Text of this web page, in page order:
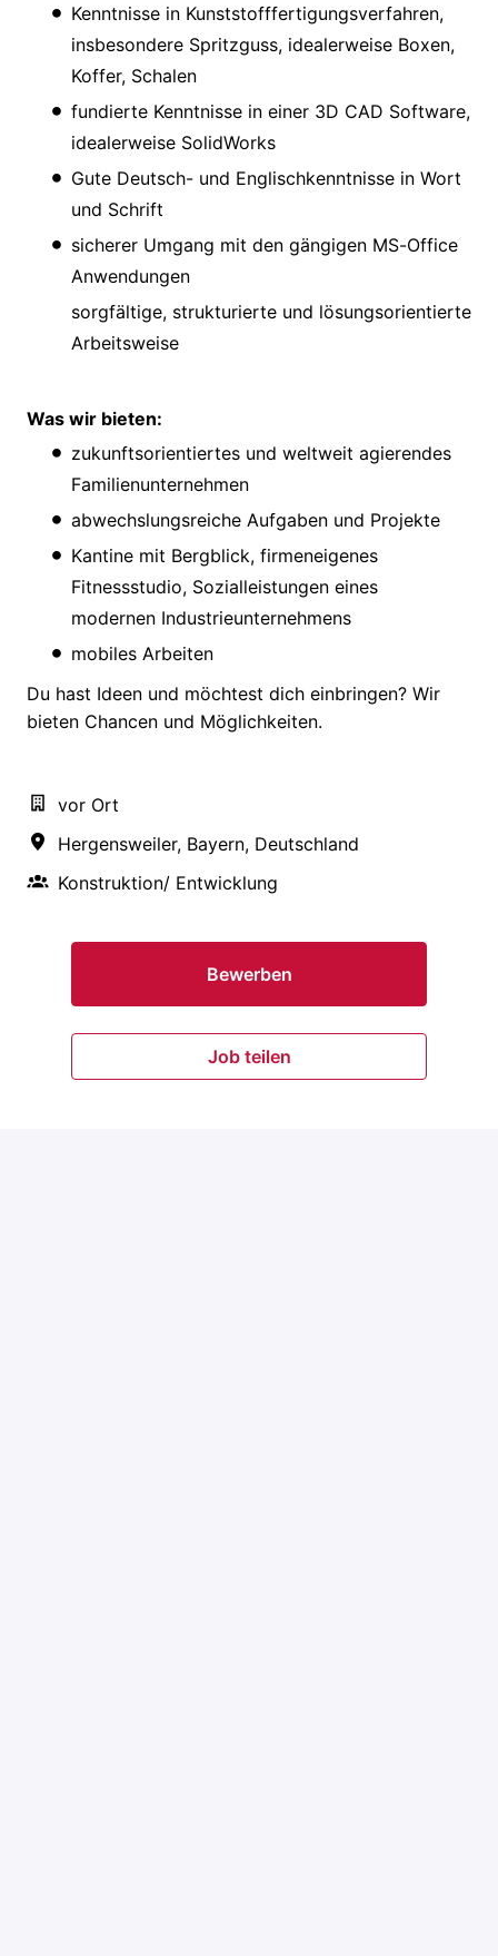
Kenntnisse in Kunststofffertigungsverfahren,
insbesondere Spritzguss, idealerweise Boxen,
Koffer, Schalen
fundierte Kenntnisse in einer 3D CAD Software,
idealerweise SolidWorks
Gute Deutsch- und Englischkenntnisse in Wort
und Schrift
sicherer Umgang mit den gängigen MS-Office
Anwendungen
sorgfältige, strukturierte und lösungsorientierte
Arbeitsweise
Was wir bieten:
zukunftsorientiertes und weltweit agierendes
Familienunternehmen
abwechslungsreiche Aufgaben und Projekte
Kantine mit Bergblick, firmeneigenes
Fitnessstudio, Sozialleistungen eines
modernen Industrieunternehmens
mobiles Arbeiten
Du hast Ideen und möchtest dich einbringen? Wir
bieten Chancen und Möglichkeiten.
vor Ort
Hergensweiler, Bayern, Deutschland
Konstruktion/ Entwicklung
Bewerben
Job teilen